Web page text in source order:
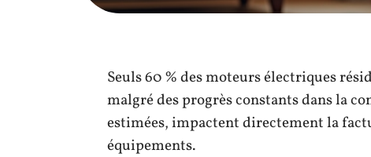
Seuls 60 % des moteurs électriques
malgré des progrès constants dans la
estimées, impactent directement la
équipements.